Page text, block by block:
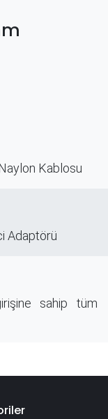
Kablosu
Adaptörü
sahip tüm